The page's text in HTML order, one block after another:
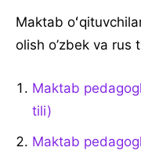
Maktab
olish o’zbek va rus
Maktab
tili)
Maktab